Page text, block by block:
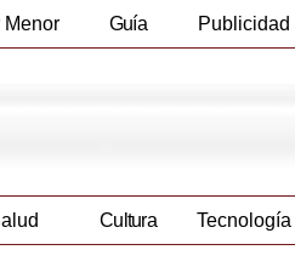
Menor Guía Publicidad
Cultura Tecnología